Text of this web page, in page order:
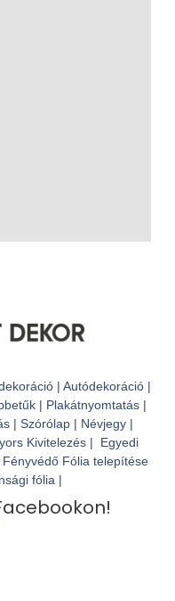
| Autódekoráció |
| Plakátnyomtatás |
| Szórólap | Névjegy |
Kivitelezés | Egyedi
Fólia telepítése
fólia |